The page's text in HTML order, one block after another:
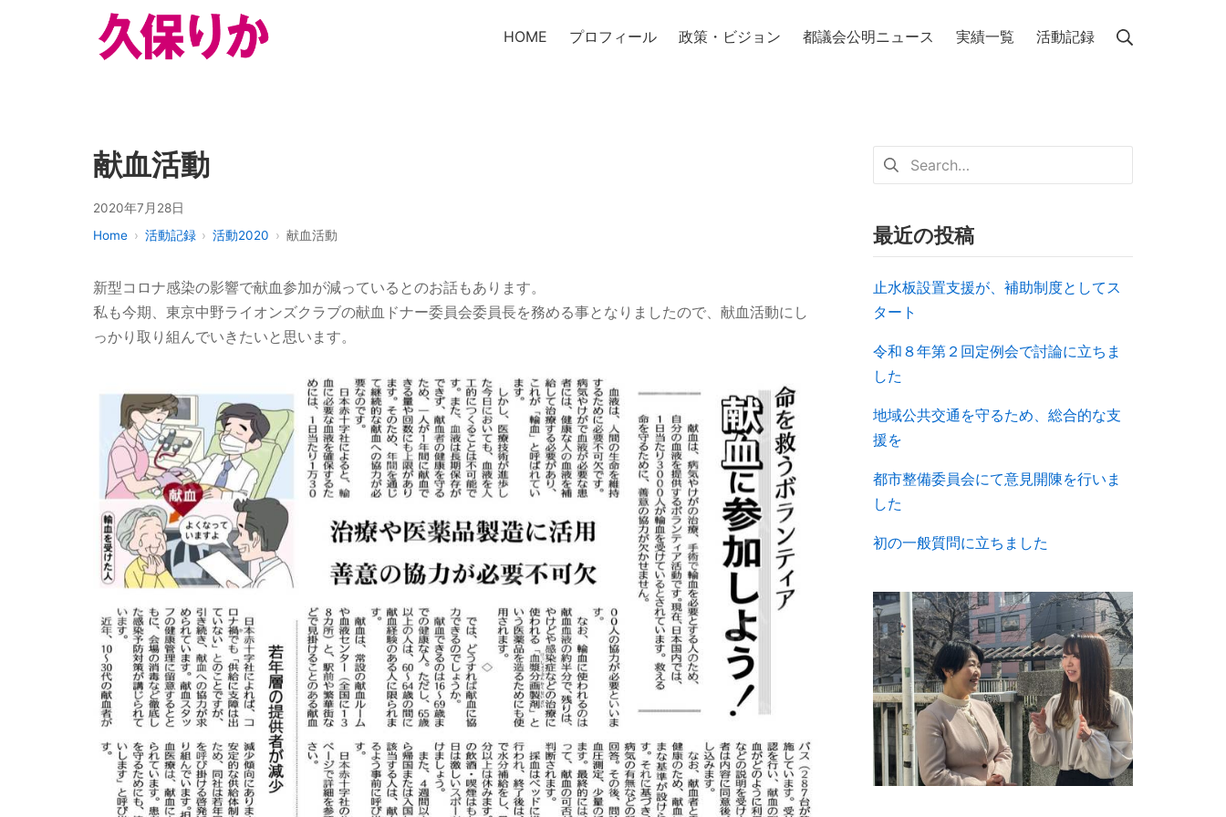
HOME プロフィール 政策・ビジョン 都議会公明ニュース 実績一覧 活動記録
献血活動
2020年7月28日
Home
活動記録 活動2020 献血活動
新型コロナ感染の影響で献血参加が減っているとのお話もあります。
私も今期、東京中野ライオンズクラブの献血ドナー委員会委員長を務める事となりましたので、献血活動にし
っかり取り組んでいきたいと思います。
最近の投稿
止水板設置支援が、補助制度としてス
タート
令和８年第２回定例会で討論に立ちま
した
地域公共交通を守るため、総合的な支
援を
都市整備委員会にて意見開陳を行いま
した
初の一般質問に立ちました